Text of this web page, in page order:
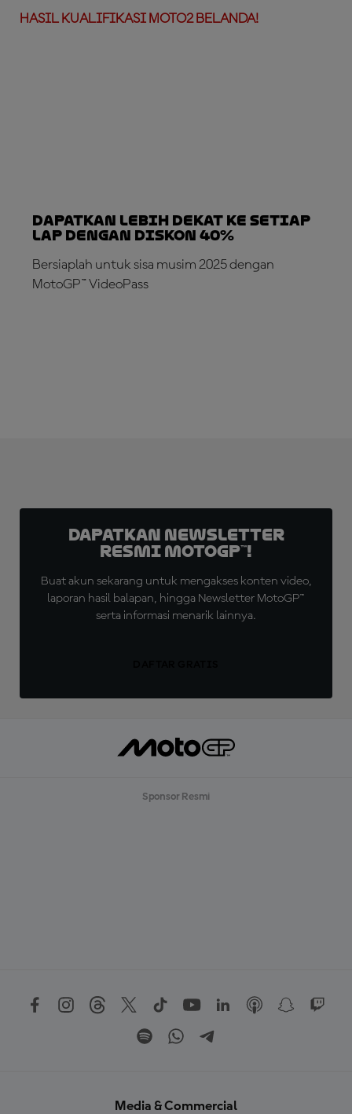
HASIL KUALIFIKASI MOTO2 BELANDA!
Dapatkan lebih dekat ke setiap
lap dengan diskon 40%
Bersiaplah untuk sisa musim 2025 dengan
MotoGP™ VideoPass
Dapatkan Newsletter
Resmi MotoGP™!
Buat akun sekarang untuk mengakses konten video,
laporan hasil balapan, hingga Newsletter MotoGP™
serta informasi menarik lainnya.
Sponsor Resmi
Media & Commercial